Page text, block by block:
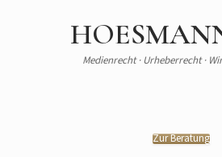
Medienrecht · Urheberrecht ·
Zur Beratung